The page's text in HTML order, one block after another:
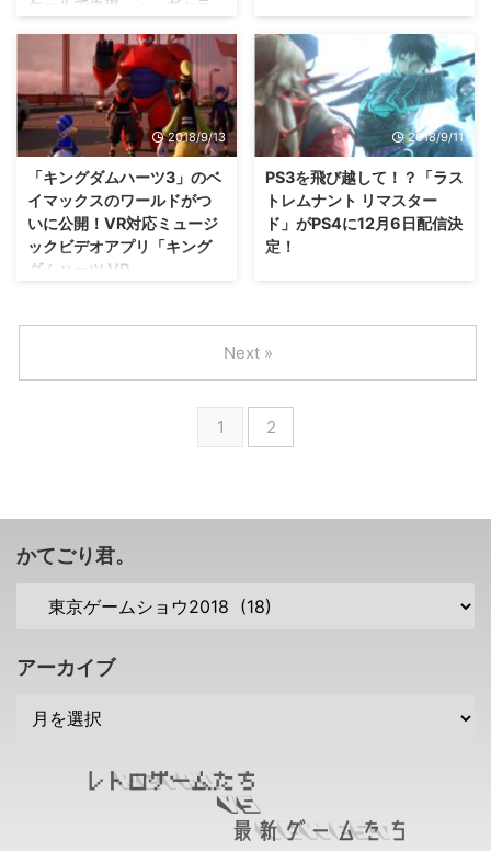
https://youtu.be/NMeRABGz2M
E いきなり発表された「プレイス
テーション クラシック」ですけ
れども、これもまたい ...
頭に発売・・・PS4やニンテンド
ースイッチなどの据置機にも さ
て、まずはHDリマスター版「ロ
マンシング サガ3」の情報が公開
されましたな。 HDリマスター版
「ロマンシング ...
ケールで再現・・・ギャラ
これは、おしゃれにもいいね
ー・・・広い部屋が必要ですけれ
ども（笑） タイトーが
「ARCADE1UP」なる商品を発
表、TGS2018でも出展するそう
です（ ・∀・） これを機に、手
軽に家でもアーケード筐体で遊べ
る時代が来てくれないかな！？
アップライト型のアーケード筐体
https://youtu.be/f9Zqi2mV3Ac
これは、昔懐かしい感じの、アッ
ぜ！という感じで発表されました
な(笑) 「キングダムハーツ3」の
TGS2018ロングトレーラー動画
が公開されましたが、それに加え
て、パッケージ画像も正式に公開
されました！ そういえば、パッ
「キングダムハーツ3」の
TGS2018ロングトレーラー動画
まずは、ショートバージョンが公
開されていたTGS2018トレーラ
2018/9/13
「キングダムハーツ3」のベ
イマックスのワールドがつ
いに公開！VR対応ミュージ
ックビデオアプリ「キング
ダムハーツ VR
発表されましたね！ 2015年にキ
ービジュアルが公開されて以来音
沙汰がなかった ベイマックス の
ジックビデオアプリも配信するそ
ルドが収録されたTGS2018トレ
が公開 さて、E3 2018では、「パ
登場して ...
2018/9/11
PS3を飛び越して！？「ラス
トレムナント リマスター
ド」がPS4に12月6日配信決
定！
売されることが発表されました！
TGS2018では「ラストレムナン
ト リマスタード」に関する生番
組が行われるとのことですので、
それもお見逃しなく( ´ー｀) 「ラ
に、Steam版「ラストレムナン
ムナント」・・・それ ...
1 2
Next »
かてごり君。
アーカイブ